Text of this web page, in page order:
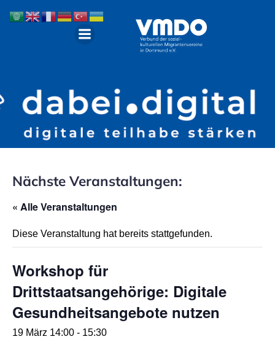
Nächste Veranstaltungen:
« Alle Veranstaltungen
Diese Veranstaltung hat bereits stattgefunden.
Workshop für
Drittstaatsangehörige: Digitale
Gesundheitsangebote nutzen
19 März 14:00 - 15:30